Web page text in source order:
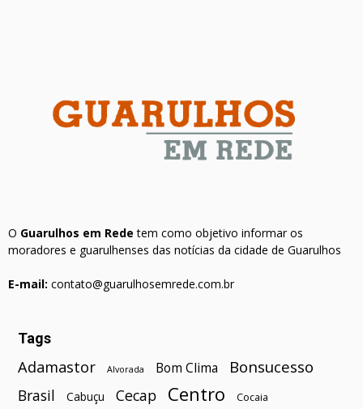
O Guarulhos em Rede tem como objetivo informar os
moradores e guarulhenses das notícias da cidade de Guarulhos
E-mail: contato@guarulhosemrede.com.br
Tags
Adamastor Alvorada Bom Clima Bonsucesso
Brasil Cabuçu Cecap Centro Cocaia